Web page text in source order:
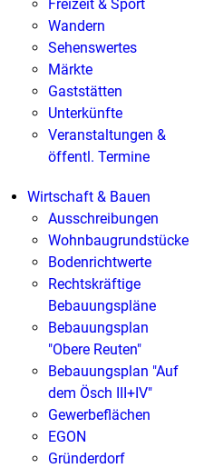
Freizeit & Sport
Wandern
Sehenswertes
Märkte
Gaststätten
Unterkünfte
Veranstaltungen &
öffentl. Termine
Wirtschaft & Bauen
Ausschreibungen
Wohnbaugrundstücke
Bodenrichtwerte
Rechtskräftige
Bebauungspläne
Bebauungsplan
"Obere Reuten"
Bebauungsplan "Auf
dem Ösch III+IV"
Gewerbeflächen
EGON
Gründerdorf